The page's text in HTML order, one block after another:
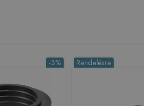
-3% Rendelésre